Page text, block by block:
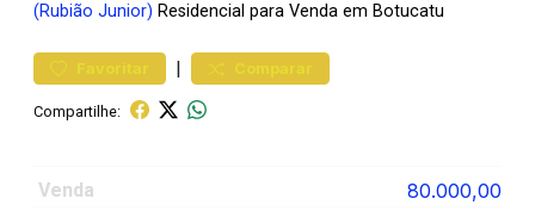
(Rubião Junior) Residencial para Venda em Botucatu
Favoritar | Comparar
Compartilhe:
Venda 80.000,00